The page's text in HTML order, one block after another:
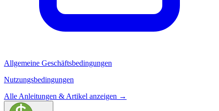
Allgemeine Geschäftsbedingungen
Nutzungsbedingungen
Alle Anleitungen & Artikel anzeigen →